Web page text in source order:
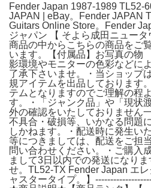
Fender Japan 1987-1989 TL52-
JAPAN | eBay。Fender JAPAN
Guitars Online Store。Fender
ジャパン 【 そよら成田ニュー
商品の中からこちらの商品をご
います。【付属品】お写真の
影環境やモニターの色彩などに
了承下さいませ。・当ショップ
規アイテムを出品しております
テムとなりますのでご理解の程
す。・「ジャンク品」や「現状
外の確認をいたしておりません
不具合・破損等、いかなる問題
しかねます。・配送時に発生い
等につきましては、配送をご担
問い合わせください。・ご購入
まして3日以内での発送になり
せ。TL52-TX Fender Japan エ
ャスタータイプ。】